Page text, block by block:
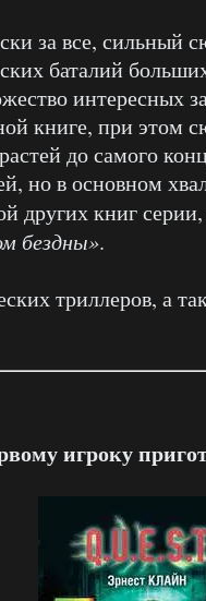
за все, сильный
баталий
интересных
книге, при этом
до самого
но в основном
других книг
бездны».
триллеров, а
игроку